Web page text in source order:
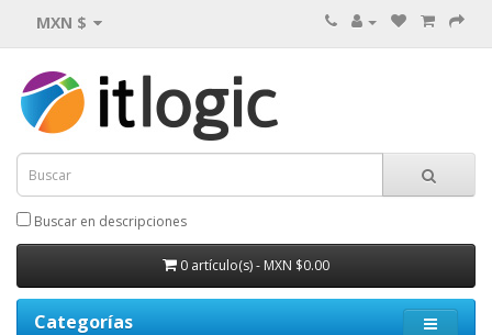
MXN $
Buscar en descripciones
0 artículo(s) - MXN $0.00
Categorías